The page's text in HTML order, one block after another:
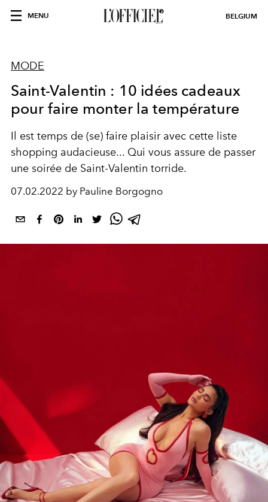
MENU BELGIUM
MODE
Saint-Valentin : 10 idées cadeaux
pour faire monter la température
Il est temps de (se) faire plaisir avec cette liste
shopping audacieuse... Qui vous assure de passer
une soirée de Saint-Valentin torride.
07.02.2022 by Pauline Borgogno